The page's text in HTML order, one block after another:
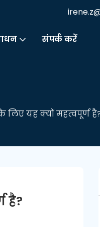
संपर्क करें
लिए यह क्यों महत्वपूर्ण
है?